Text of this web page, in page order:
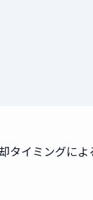
タイミングに